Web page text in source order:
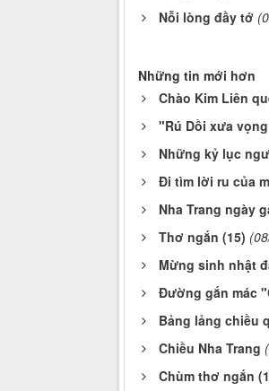
Nỗi lòng đầy tớ
Những tin mới hơn
Chào Kim Liên
"Rú Dồi xưa
Những kỷ lục
Đi tìm lời ru của
Nha Trang ngày
Thơ ngắn (15)
Mừng sinh nhật
Đường gắn mác
Bảng lảng chiều
Chiều Nha Trang
Chùm thơ ngắn